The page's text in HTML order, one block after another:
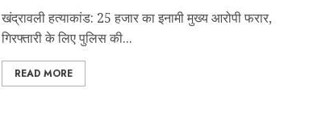
खंद्रावली हत्याकांड: 25 हजार का इनामी मुख्य आरोपी फरार,
गिरफ्तारी के लिए पुलिस की...
READ MORE